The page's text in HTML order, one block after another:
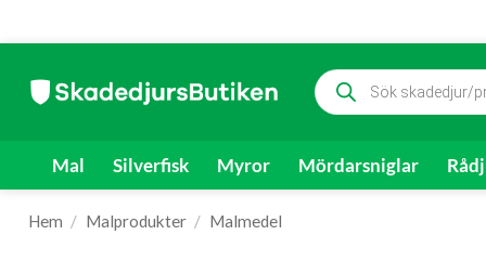
content
Produktsökning
Mal Silverfisk Myror Mördarsniglar
Hem / Malprodukter / Malmedel